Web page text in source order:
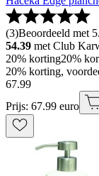
(3)Beoordeeld met
54.39 met Club
20% korting20%
20% korting,
67.99
Prijs: 67.99 euro